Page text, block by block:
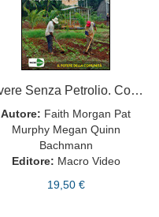
Autore: Faith Morgan Pat
Murphy Megan Quinn
Bachmann
Editore: Macro Video
19,50 €